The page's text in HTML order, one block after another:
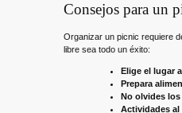
Consejos para un
Organizar un picnic requiere
libre sea todo un éxito:
Elige el lugar
Prepara
No olvides
Actividades al